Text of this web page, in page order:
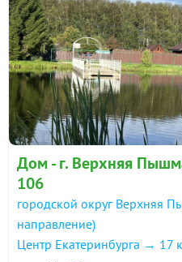
Дом - г. Верхняя
106
городской округ Верхняя
направление)
Центр Екатеринбурга → 17